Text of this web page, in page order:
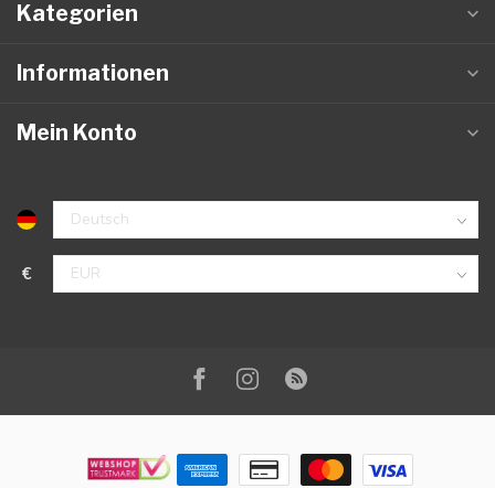
Kategorien
Informationen
Mein Konto
€